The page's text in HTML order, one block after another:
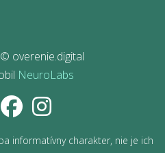
overenie.digital
NeuroLabs
informatívny charakter, nie je ich